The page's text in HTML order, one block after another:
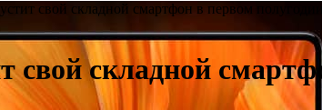
свой складной смартфон в первом полугодии
свой складной